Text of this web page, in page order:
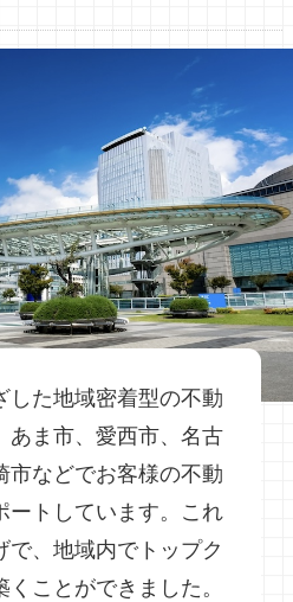
した地域密着型の不動
あま市、愛西市、名古
市などでお客様の不動
ートしています。これ
で、地域内でトップク
ことができました。